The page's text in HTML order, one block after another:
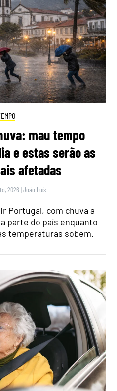
mau tempo
e estas serão as
afetadas
2026 |João Luís
Portugal, com chuva a
parte do país enquanto
temperaturas sobem.